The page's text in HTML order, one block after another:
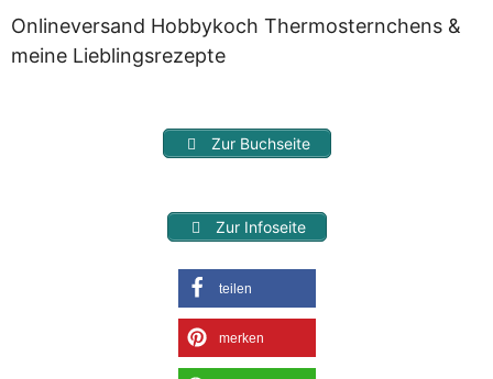
Onlineversand Hobbykoch Thermosternchens &
meine Lieblingsrezepte
Zur Buchseite
Zur Infoseite
teilen
merken